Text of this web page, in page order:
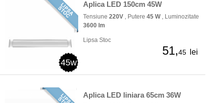
45w
Aplica LED 150cm 45W
Tensiune 220V , Putere 45 W, Luminozitate
3600 lm
Lipsa Stoc
51,45 lei
Aplica LED liniara 65cm 36W